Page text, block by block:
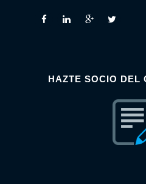
HAZTE SOCIO DEL